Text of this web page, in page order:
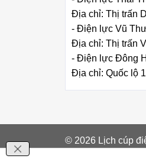
Địa chỉ: Thị trấn
- Điện lực Vũ
Địa chỉ: Thị trấn
- Điện lực Đông
Địa chỉ: Quốc lộ
© 2026 Lịch cúp